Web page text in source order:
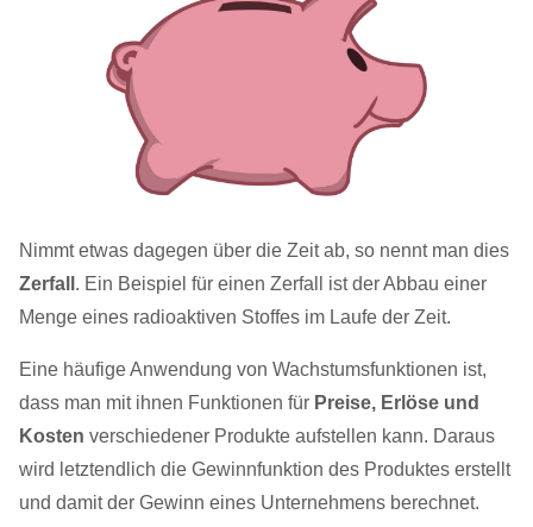
Nimmt etwas dagegen über die Zeit ab, so nennt man dies
Zerfall . Ein Beispiel für einen Zerfall ist der Abbau einer
Menge eines radioaktiven Stoffes im Laufe der Zeit.
Eine häufige Anwendung von Wachstumsfunktionen ist,
dass man mit ihnen Funktionen für Preise, Erlöse und
Kosten verschiedener Produkte aufstellen kann. Daraus
wird letztendlich die Gewinnfunktion des Produktes erstellt
und damit der Gewinn eines Unternehmens berechnet.